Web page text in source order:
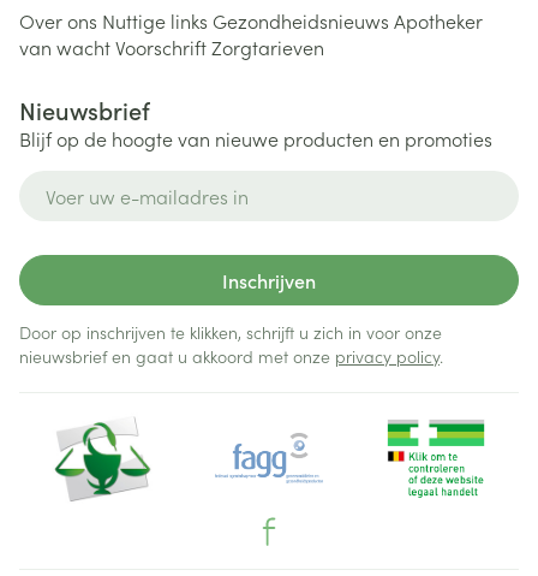
Over ons Nuttige links Gezondheidsnieuws Apotheker
van wachtVoorschriftZorgtarieven
Nieuwsbrief
Blijf op de hoogte van nieuwe producten en promoties
Inschrijven
Door op inschrijven te klikken, schrijft u zich in voor onze
nieuwsbrief en gaat u akkoord met onze privacy policy.